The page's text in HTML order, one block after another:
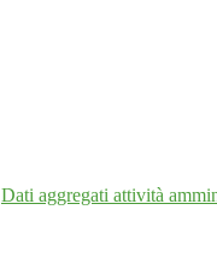
Dati aggregati attività